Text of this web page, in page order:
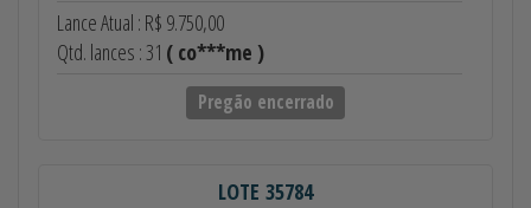
Lance Atual : R$ 9.750,00
Qtd. lances : 31 ( co***me )
Pregão encerrado
LOTE 35784